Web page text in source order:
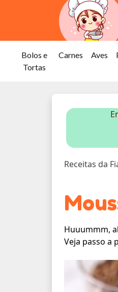
Bolos e
Tortas
Carnes Aves
Receitas da
Huuummm,
Veja passo a